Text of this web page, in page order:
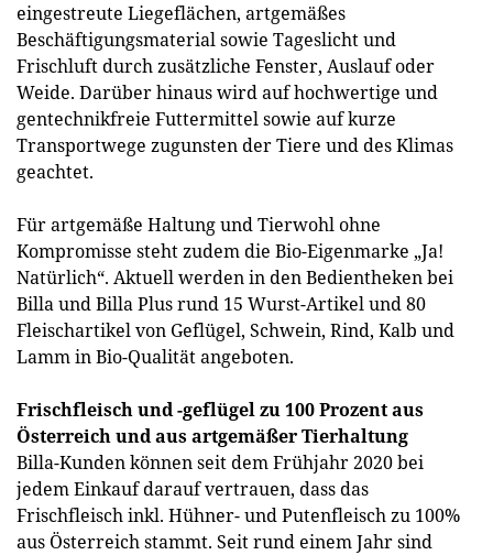
eingestreute Liegeflächen, artgemäßes
Beschäftigungsmaterial sowie Tageslicht und
Frischluft durch zusätzliche Fenster, Auslauf oder
Weide. Darüber hinaus wird auf hochwertige und
gentechnikfreie Futtermittel sowie auf kurze
Transportwege zugunsten der Tiere und des Klimas
geachtet.
Für artgemäße Haltung und Tierwohl ohne
Kompromisse steht zudem die Bio-Eigenmarke „Ja!
Natürlich“. Aktuell werden in den Bedientheken bei
Billa und Billa Plus rund 15 Wurst-Artikel und 80
Fleischartikel von Geflügel, Schwein, Rind, Kalb und
Lamm in Bio-Qualität angeboten.
Frischfleisch und -geflügel zu 100 Prozent aus
Österreich und aus artgemäßer Tierhaltung
Billa-Kunden können seit dem Frühjahr 2020 bei
jedem Einkauf darauf vertrauen, dass das
Frischfleisch inkl. Hühner- und Putenfleisch zu 100%
aus Österreich stammt. Seit rund einem Jahr sind